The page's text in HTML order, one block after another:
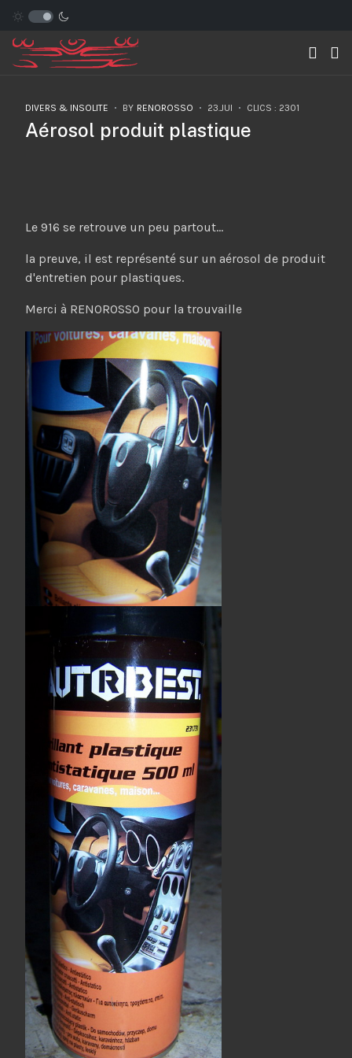
DIVERS & INSOLITE BY RENOROSSO 23.JUI CLICS : 2301
Aérosol produit plastique
Le 916 se retrouve un peu partout...
la preuve, il est représenté sur un aérosol de produit
d'entretien pour plastiques.
Merci à RENOROSSO pour la trouvaille